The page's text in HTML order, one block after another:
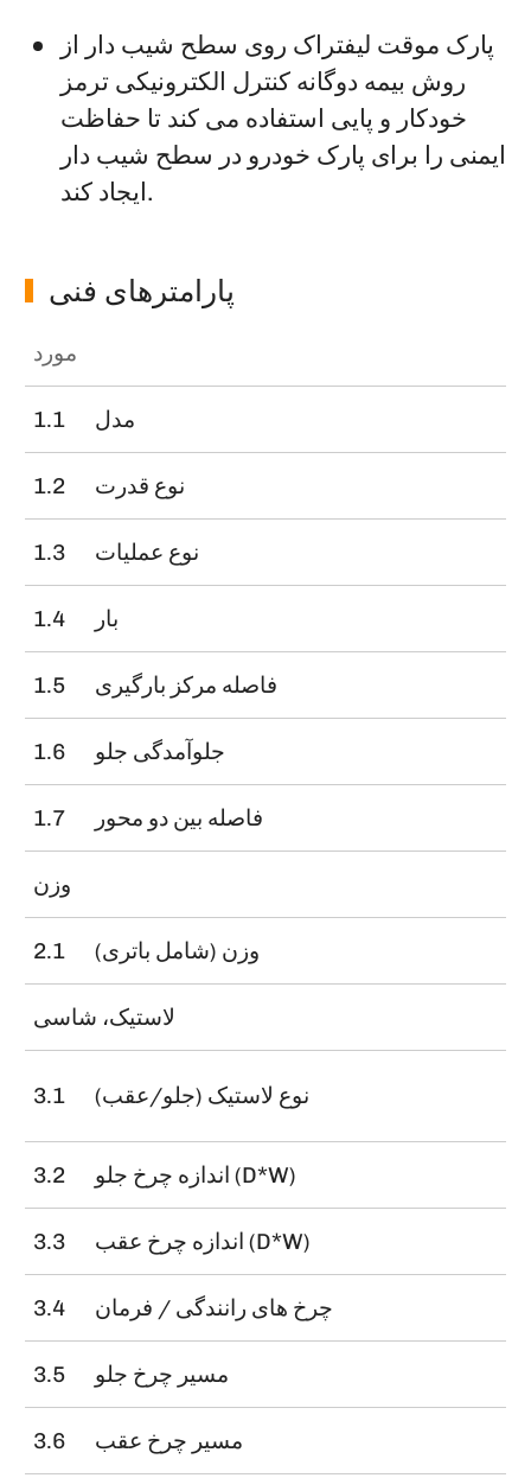
پارک موقت لیفتراک روی سطح شیب دار از
روش بیمه دوگانه کنترل الکترونیکی ترمز
خودکار و پایی استفاده می کند تا حفاظت
ایمنی را برای پارک خودرو در سطح شیب دار
ایجاد کند.
پارامترهای فنی
مورد
1.1 مدل
1.2 نوع قدرت
1.3 نوع عملیات
1.4 بار
1.5 فاصله مرکز بارگیری
1.6 جلوآمدگی جلو
1.7 فاصله بین دو محور
وزن
2.1 وزن (شامل باتری)
لاستیک، شاسی
3.1 نوع لاستیک (جلو/عقب)
3.2 اندازه چرخ جلو (D*W)
3.3 اندازه چرخ عقب (D*W)
3.4 چرخ های رانندگی / فرمان
3.5 مسیر چرخ جلو
3.6 مسیر چرخ عقب